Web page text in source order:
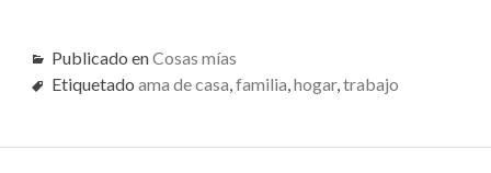
Publicado enCosas mías
Etiquetado ama de casa familia hogar, trabajo